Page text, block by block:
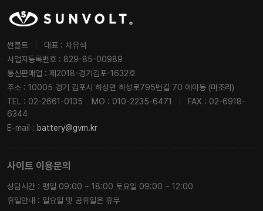
썬볼트
대표 : 차유석
사업자등록번호 : 829-85-00989
통신판매업 : 제2018-경기김포-1632호
주소 : 10005 경기 김포시 하성면 하성로795번길 70 에이동 (마조리)
TEL : 02-2661-0135
MO : 010-2235-6471
FAX : 02-6918-
6344
E-mail : battery@gvm.kr
사이트 이용문의
상담시간 : 평일 09:00 ~ 18:00 토요일 09:00 ~ 12:00
휴일안내 : 일요일 및 공휴일은 휴무